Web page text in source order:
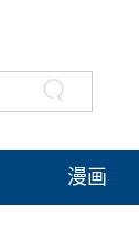
漫画